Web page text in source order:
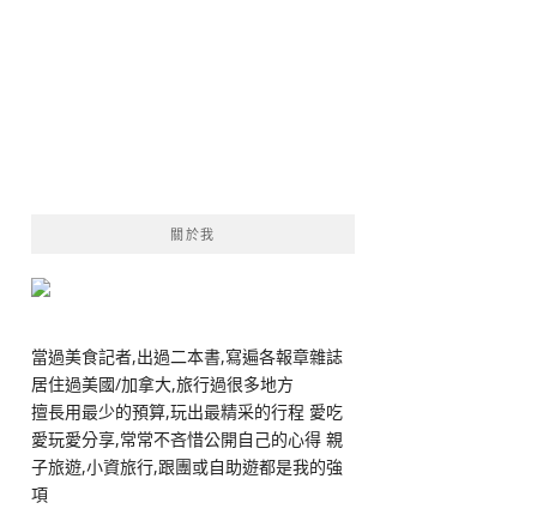
關於我
當過美食記者,出過二本書,寫遍各報章雜誌
居住過美國/加拿大,旅行過很多地方
擅長用最少的預算,玩出最精采的行程 愛吃
愛玩愛分享,常常不吝惜公開自己的心得 親
子旅遊,小資旅行,跟團或自助遊都是我的強
項